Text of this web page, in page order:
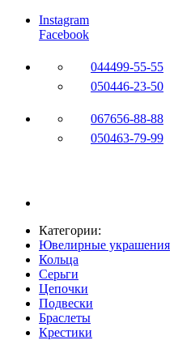
Instagram
Facebook
044499-55-55
050446-23-50
067656-88-88
050463-79-99
Категории:
Ювелирные украшения
Кольца
Серьги
Цепочки
Подвески
Браслеты
Крестики